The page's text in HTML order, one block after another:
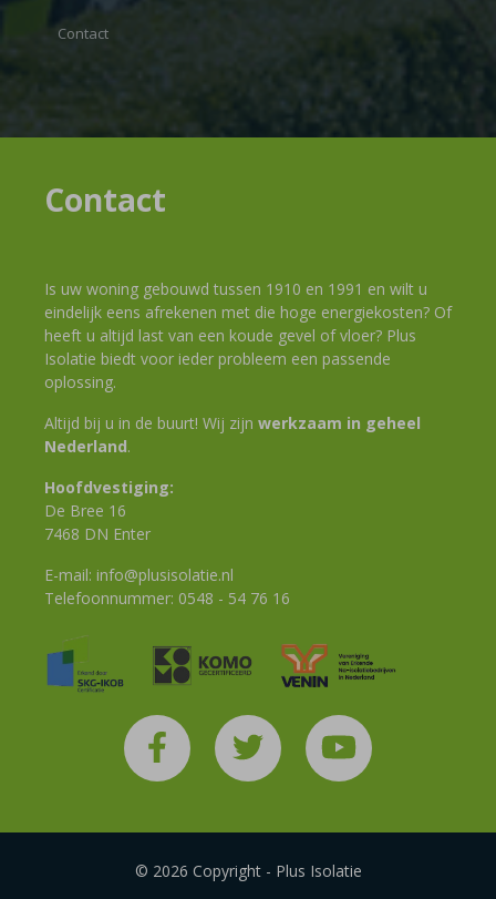
Contact
Contact
Is uw woning gebouwd tussen 1910 en 1991 en wilt u
eindelijk eens afrekenen met die hoge energiekosten? Of
heeft u altijd last van een koude gevel of vloer? Plus
Isolatie biedt voor ieder probleem een passende
oplossing.
Altijd bij u in de buurt! Wij zijn werkzaam in geheel
Nederland.
Hoofdvestiging:
De Bree 16
7468 DN Enter
E-mail: info@plusisolatie.nl
Telefoonnummer: 0548 - 54 76 16
© 2026 Copyright - Plus Isolatie